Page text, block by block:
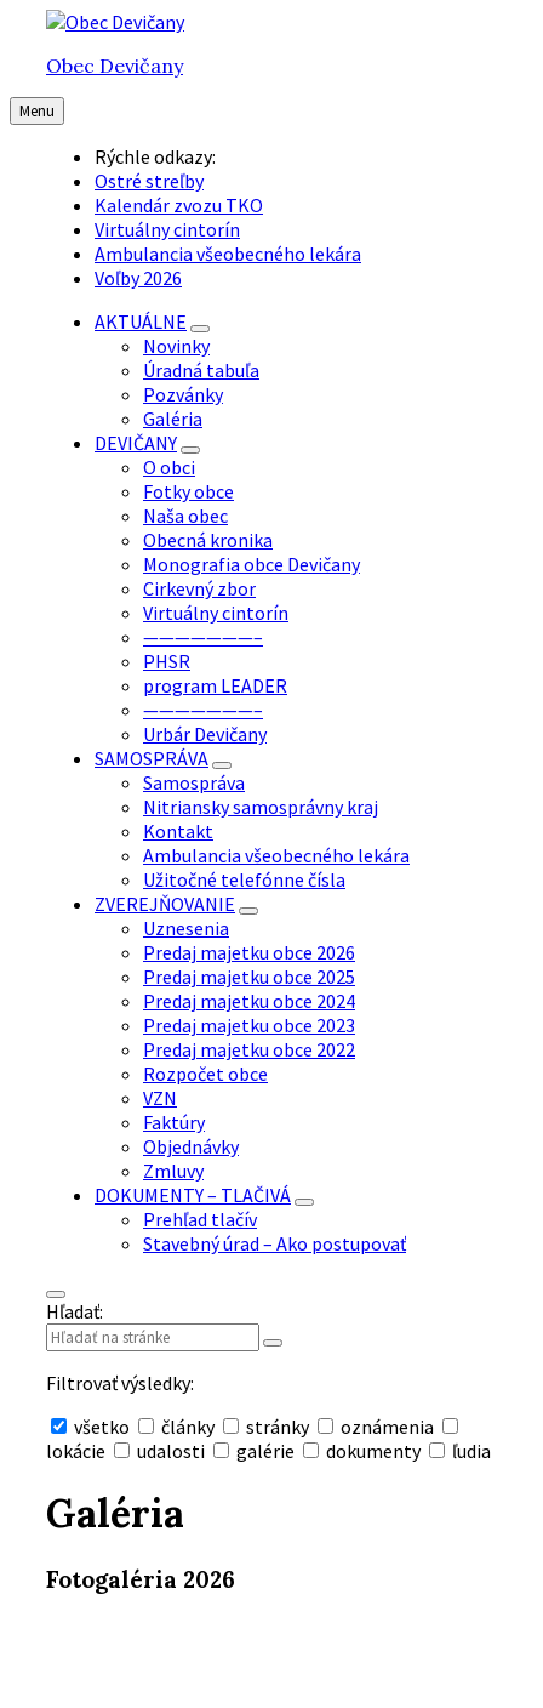
Preskočiť
obsah
Preskočiť
hlavnú
navigáciu
Preskočiť
pätičkuObec Devičany
Menu
Rýchle odkazy:
Ostré streľby
Kalendár zvozu TKO
Virtuálny cintorín
Ambulancia všeobecného lekára
Voľby 2026
AKTUÁLNE
Novinky
Úradná tabuľa
Pozvánky
Galéria
DEVIČANY
O obci
Fotky obce
Naša obec
Obecná kronika
Monografia obce Devičany
Cirkevný zbor
Virtuálny cintorín
———————–
PHSR
program LEADER
———————–
Urbár Devičany
SAMOSPRÁVA
Samospráva
Nitriansky samosprávny kraj
Kontakt
Ambulancia všeobecného lekára
Užitočné telefónne čísla
ZVEREJŇOVANIE
Uznesenia
Predaj majetku obce 2026
Predaj majetku obce 2025
Predaj majetku obce 2024
Predaj majetku obce 2023
Predaj majetku obce 2022
Rozpočet obce
VZN
Faktúry
Objednávky
Zmluvy
DOKUMENTY – TLAČIVÁ
Prehľad tlačív
Stavebný úrad – Ako postupovať
Hľadať:
Filtrovať výsledky:
všetko
články stránky
oznámenia
lokácie
udalosti galérie dokumenty ľudia
vyhľadávanie
Galéria
Fotogaléria 2026